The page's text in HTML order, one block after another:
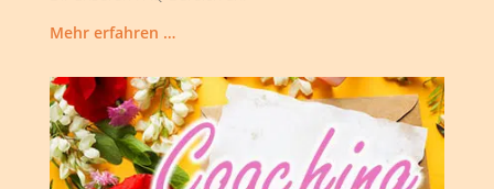
Mehr erfahren …